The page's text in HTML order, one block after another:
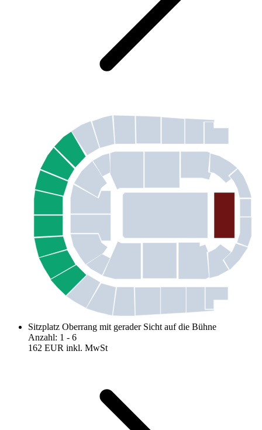
Sitzplatz Oberrang mit gerader Sicht auf die Bühne
Anzahl: 1 - 6
162 EUR inkl. MwSt